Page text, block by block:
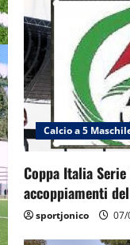
Calcio a 5
Coppa Italia
accoppiamenti
sportjonico 07/